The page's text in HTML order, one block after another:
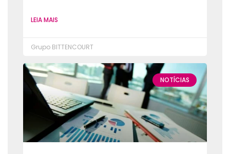
LEIA MAIS
Grupo BITTENCOURT
NOTÍCIAS